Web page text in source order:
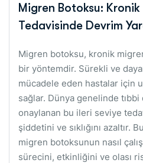
Migren Botoksu:
Tedavisinde Devrim
Migren botoksu, kronik
bir yöntemdir. Sürekli ve
mücadele eden hastalar için
sağlar. Dünya genelinde
onaylanan bu ileri seviye
şiddetini ve sıklığını azaltır.
migren botoksunun nasıl
sürecini, etkinliğini ve olası